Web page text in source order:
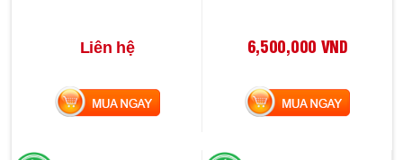
Liên hệ
MUA NGAY
6,500,000 VND
MUA NGAY